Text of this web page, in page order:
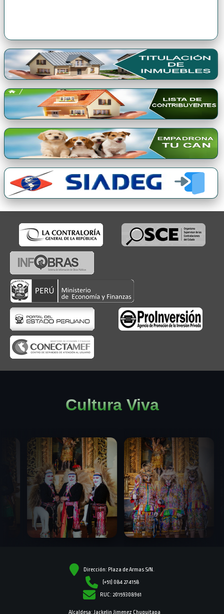
Cultura Viva
Dirección: Plaza de Armas S/N.
(+51) 084 274158
RUC: 20159308961
Alcaldesa: Jackelin Jimenez Chuquitapa